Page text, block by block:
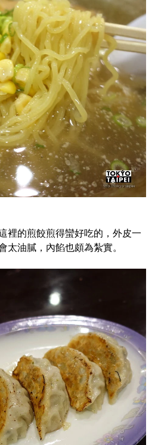
裡的煎餃煎得蠻好吃的，外皮一
太油膩，內餡也頗為紮實。